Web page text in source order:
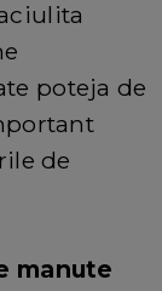
poteja de
de
manute